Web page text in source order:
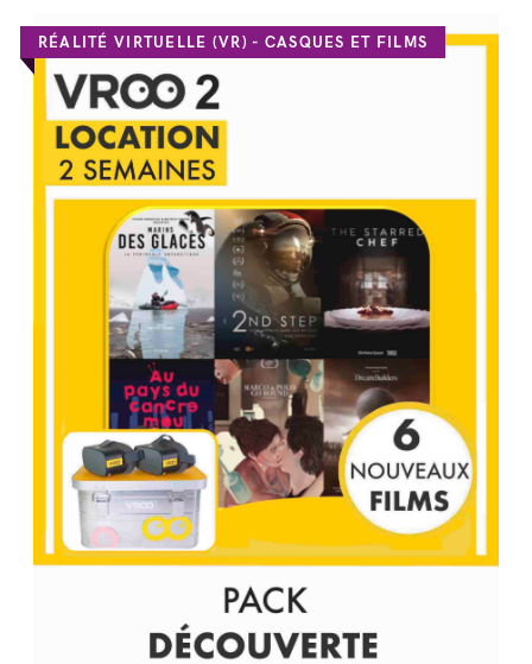
RÉALITÉ VIRTUELLE (VR) - CASQUES ET FILMS
DÉCOUVRIR